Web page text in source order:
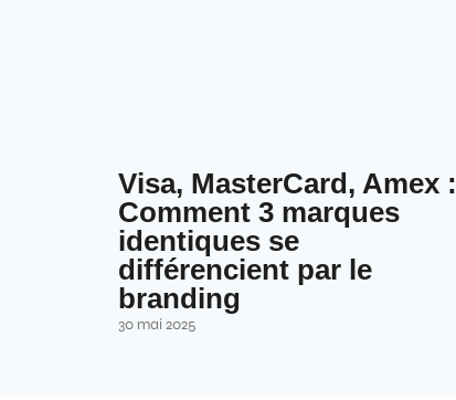
Visa, MasterCard, Amex :
Comment 3 marques
identiques se
différencient par le
branding
30 mai 2025